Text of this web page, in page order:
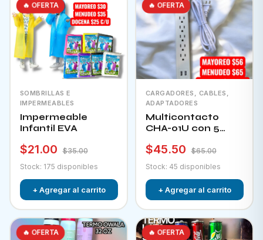
🔥 OFERTA
SOMBRILLAS E
IMPERMEABLES
Impermeable
Infantil EVA
$21.00
$35.00
Stock: 175 disponibles
+ Agregar al carrito
🔥 OFERTA
CARGADORES, CABLES,
ADAPTADORES
Multicontacto
CHA-01U con 5
puertos usb e
$45.50
$65.00
Stock: 45 disponibles
+ Agregar al carrito
🔥 OFERTA 🔥 OFERTA